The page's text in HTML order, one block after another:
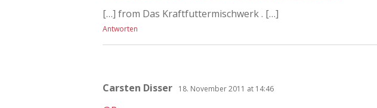
[…] from Das Kraftfuttermischwerk . […]
Antworten
Carsten Disser 18. November 2011 at 14:46